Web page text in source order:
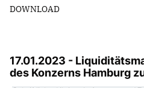
DOWNLOAD
17.01.2023 -
des Konzerns Hamburg